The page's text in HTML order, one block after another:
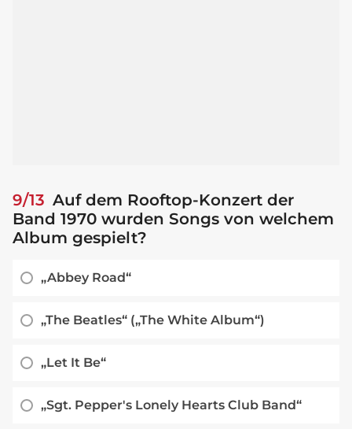
9/13 Auf dem Rooftop-Konzert der
Band 1970 wurden Songs von welchem
Album gespielt?
„Abbey Road“
„The Beatles“ („The White Album“)
„Let It Be“
„Sgt. Pepper's Lonely Hearts Club Band“